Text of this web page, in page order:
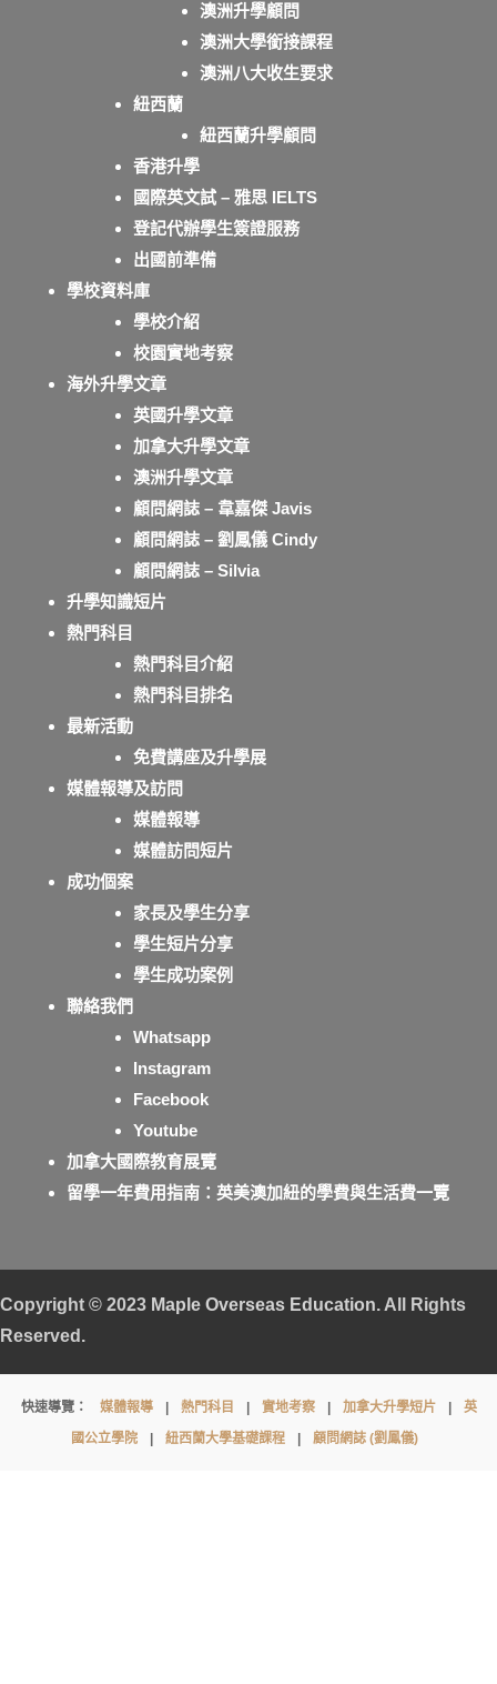
澳洲升學顧問
澳洲大學銜接課程
澳洲八大收生要求
紐西蘭
紐西蘭升學顧問
香港升學
國際英文試 – 雅思 IELTS
登記代辦學生簽證服務
出國前準備
學校資料庫
學校介紹
校園實地考察
海外升學文章
英國升學文章
加拿大升學文章
澳洲升學文章
顧問網誌 – 韋嘉傑 Javis
顧問網誌 – 劉鳳儀 Cindy
顧問網誌 – Silvia
升學知識短片
熱門科目
熱門科目介紹
熱門科目排名
最新活動
免費講座及升學展
媒體報導及訪問
媒體報導
媒體訪問短片
成功個案
家長及學生分享
學生短片分享
學生成功案例
聯絡我們
Whatsapp
Instagram
Facebook
Youtube
加拿大國際教育展覽
留學一年費用指南：英美澳加紐的學費與生活費一覽
Copyright © 2023 Maple Overseas Education. All Rights
Reserved.
Roedean
School
快速導覽： 媒體報導 熱門科目 實地考察 加拿大升學短片
英
國公立學院
紐西蘭大學基礎課程 顧問網誌 (劉鳳儀)